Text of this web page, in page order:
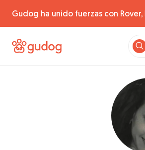
Gudog ha unido fuerzas con Rover,